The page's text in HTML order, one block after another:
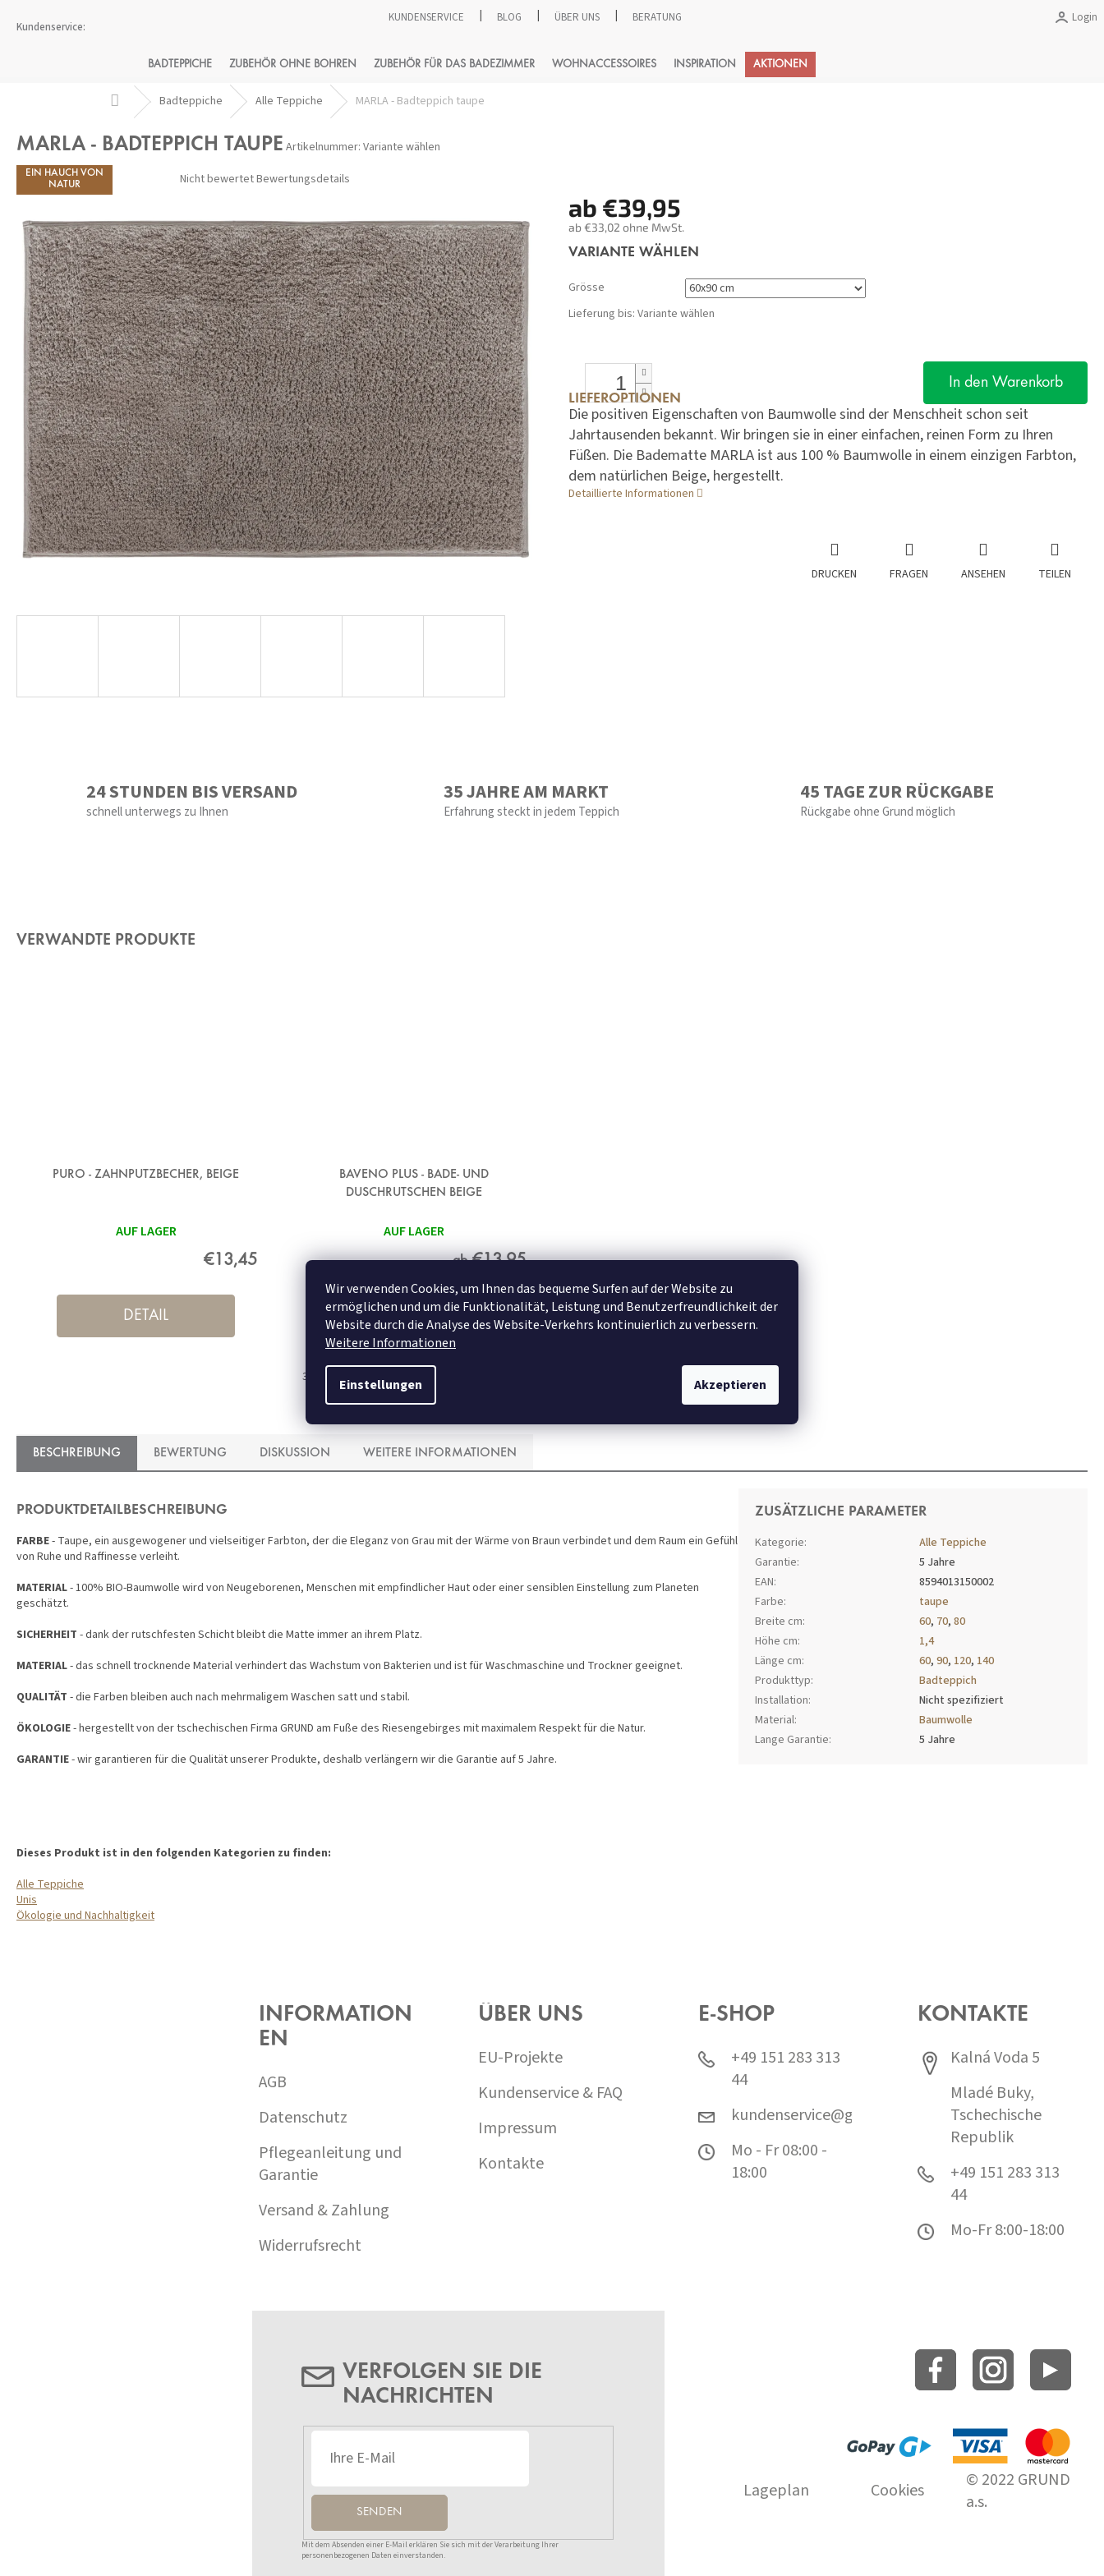
Wir verwenden Cookies, um Ihnen das bequeme Surfen auf der Website zu
ermöglichen und um die Funktionalität, Leistung und Benutzerfreundlichkeit der
Website durch die Analyse des Website-Verkehrs kontinuierlich zu verbessern.
Weitere Informationen
Einstellungen Akzeptieren
Inhalt
KUNDENSERVICE BLOG ÜBER UNS BERATUNG Login
Warenkorb
BADTEPPICHE ZUBEHÖR OHNE BOHREN ZUBEHÖR FÜR DAS BADEZIMMER WOHNACCESSOIRES INSPIRATION AKTIONEN
StartseiteBadteppiche Alle Teppiche MARLA - Badteppich taupe
MARLA - BADTEPPICH TAUPE Artikelnummer: Variante wählen
EIN HAUCH VON
NATUR
Die
durchschnittliche
von
5
Sternen.
Nicht bewertetBewertungsdetails
ab €39,95
ab €33,02 ohne MwSt.
Verkaufspreis:
VARIANTE WÄHLEN
Grösse
Lieferung bis: Variante wählen
LIEFEROPTIONEN
In den Warenkorb
Die positiven Eigenschaften von Baumwolle sind der Menschheit schon seit
Jahrtausenden bekannt. Wir bringen sie in einer einfachen, reinen Form zu Ihren
Füßen. Die Badematte MARLA ist aus 100 % Baumwolle in einem einzigen Farbton,
dem natürlichen Beige, hergestellt.
Detaillierte Informationen
DRUCKEN FRAGEN ANSEHEN TEILEN
24 STUNDEN BIS VERSAND
schnell unterwegs zu Ihnen
35 JAHRE AM MARKT
Erfahrung steckt in jedem Teppich
45 TAGE ZUR RÜCKGABE
Rückgabe ohne Grund möglich
VERWANDTE PRODUKTE
PURO - ZAHNPUTZBECHER, BEIGE
AUF LAGER
€13,45
DETAIL
BAVENO PLUS - BADE- UND
DUSCHRUTSCHEN BEIGE
AUF LAGER
ab€13,95
DETAIL
36x92 cm 55x55 cm
BESCHREIBUNG BEWERTUNG DISKUSSION WEITERE INFORMATIONEN
PRODUKTDETAILBESCHREIBUNG
FARBE- Taupe, ein ausgewogener und vielseitiger Farbton, der die Eleganz von Grau mit der Wärme von Braun verbindet und dem Raum ein Gefühl
von Ruhe und Raffinesse verleiht.
MATERIAL- 100% BIO-Baumwolle wird von Neugeborenen, Menschen mit empfindlicher Haut oder einer sensiblen Einstellung zum Planeten
geschätzt.
SICHERHEIT - dank der rutschfesten Schicht bleibt die Matte immer an ihrem Platz.
MATERIAL- das schnell trocknende Material verhindert das Wachstum von Bakterien und ist für Waschmaschine und Trockner geeignet.
QUALITÄT - die Farben bleiben auch nach mehrmaligem Waschen satt und stabil.
ÖKOLOGIE- hergestellt von der tschechischen Firma GRUND am Fuße des Riesengebirges mit maximalem Respekt für die Natur.
GARANTIE- wir garantieren für die Qualität unserer Produkte, deshalb verlängern wir die Garantie auf 5 Jahre.
Dieses Produkt ist in den folgenden Kategorien zu finden:
Alle Teppiche
Unis
Ökologie und Nachhaltigkeit
ZUSÄTZLICHE PARAMETER
Kategorie:
Alle Teppiche
Garantie:
5 Jahre
EAN:
8594013150002
Farbe:
taupe
Breite cm: 60, 70,80
Höhe cm:
1,4
Länge cm: 60,90, 120, 140
Produkttyp:
Badteppich
Installation:
Nicht spezifiziert
Material:
Baumwolle
Lange Garantie: 5 Jahre
INFORMATION
EN
AGB
Datenschutz
Pflegeanleitung und
Garantie
Versand & Zahlung
Widerrufsrecht
ÜBER UNS
EU-Projekte
Kundenservice & FAQ
Impressum
Kontakte
E-SHOP
+49 151 283 313
44
kundenservice@grund.cz
Mo - Fr 08:00 -
18:00
KONTAKTE
Kalná Voda 5
Mladé Buky,
Tschechische
Republik
+49 151 283 313
44
Mo-Fr 8:00-18:00
VERFOLGEN SIE DIE
NACHRICHTEN
SENDEN
Mit dem Absenden einer E-Mail erklären Sie sich mit der Verarbeitung Ihrer
personenbezogenen Daten einverstanden.
Lageplan Cookies
© 2022 GRUND
a.s.